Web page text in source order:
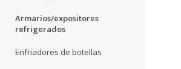
Armarios/expositores
refrigerados
Enfriadores de botellas